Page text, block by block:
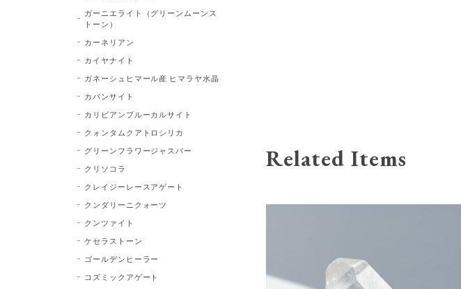
Related Items
ガーニエライト（グリーンムーンス
トーン）
カーネリアン
カイヤナイト
ガネーシュヒマール産 ヒマラヤ水晶
カバンサイト
カリビアンブルーカルサイト
クォンタムクアトロシリカ
グリーンフラワージャスパー
クリソコラ
クレイジーレースアゲート
クンダリーニクォーツ
クンツァイト
ケセラストーン
ゴールデンヒーラー
コズミックアゲート